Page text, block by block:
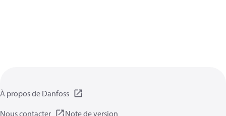
À propos de Danfoss
Nous contacter
Note de version